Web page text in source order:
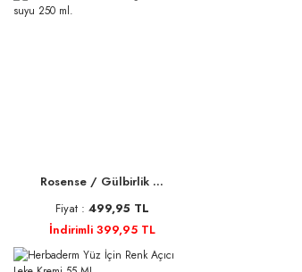
Rosense / Gülbirlik ...
Fiyat : 499,95 TL
İndirimli 399,95 TL